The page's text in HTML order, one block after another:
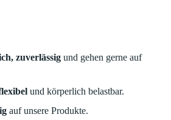
zuverlässig und gehen gerne auf
und körperlich belastbar.
auf unsere Produkte.